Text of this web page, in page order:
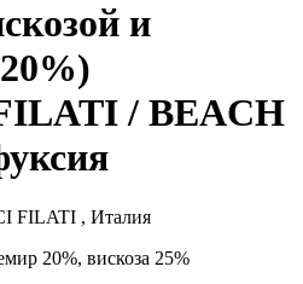
и
/ BEACH
FILATI , Италия
20%, вискоза 25%